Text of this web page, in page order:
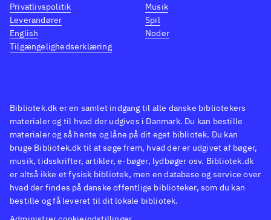
Bibliotek.dk er en samlet indgang til alle danske bibliotekers
materialer og til hvad der udgives i Danmark. Du kan bestille
materialer og så hente og låne på dit eget bibliotek. Du kan
bruge Bibliotek.dk til at søge frem, hvad der er udgivet af bøger,
musik, tidsskrifter, artikler, e-bøger, lydbøger osv. Bibliotek.dk
er altså ikke et fysisk bibliotek, men en database og service over
hvad der findes på danske offentlige biblioteker, som du kan
bestille og få leveret til dit lokale bibliotek.
Privatlivspolitik
Leverandører
English
Tilgængelighedserklæring
Musik
Spil
Noder